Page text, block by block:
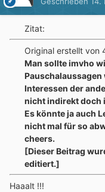
Zitat:
Original erstellt von
Man sollte imvho
Interessen der
nicht indirekt doch
Es könnte ja auch
nicht mal für so
cheers.
[Dieser Beitrag
editiert.]
Haaalt !!!